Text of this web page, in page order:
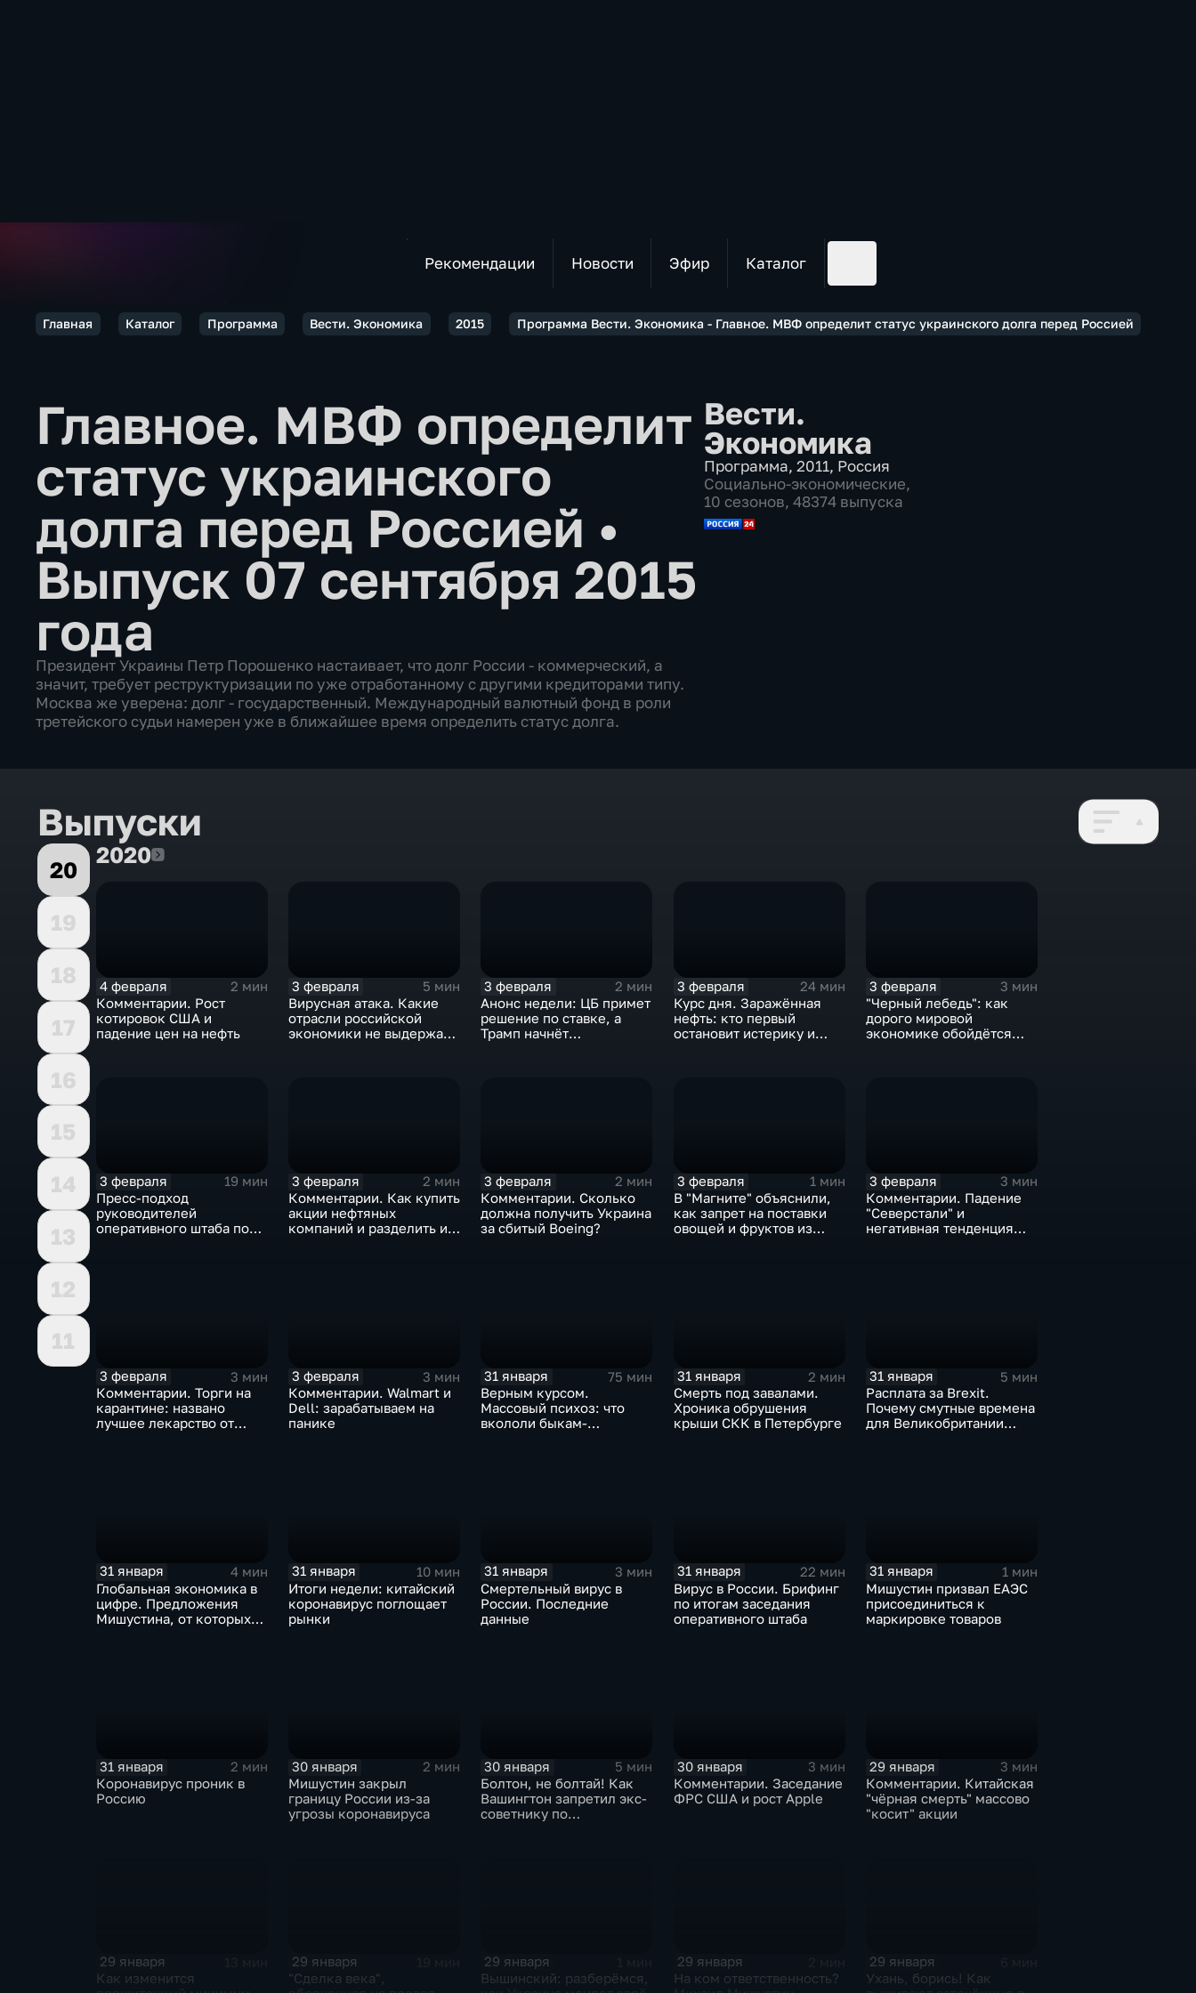
Рекомендации Новости Эфир Каталог
Главная Каталог Программа Вести. Экономика 2015 Программа Вести. Экономика - Главное. МВФ определит статус украинского долга перед Россией
Главное. МВФ определит
статус украинского
долга перед Россией •
Выпуск 07 сентября 2015
года
Президент Украины Петр Порошенко настаивает, что долг России - коммерческий, а
значит, требует реструктуризации по уже отработанному с другими кредиторами типу.
Москва же уверена: долг - государственный. Международный валютный фонд в роли
третейского судьи намерен уже в ближайшее время определить статус долга.
Вести.
Экономика
Программа, 2011, Россия
Социально-экономические,
10 сезонов, 48374 выпуска
Выпуски
20
19
18
17
16
15
14
13
12
11
20202020
4 февраля
2 мин
Комментарии. Рост
котировок США и
падение цен на нефть
3 февраля
5 мин
Вирусная атака. Какие
отрасли российской
экономики не выдержат
3 февраля
2 мин
Анонс недели: ЦБ примет
решение по ставке, а
Трамп начнёт
3 февраля
24 мин
Курс дня. Заражённая
нефть: кто первый
остановит истерику и
3 февраля
3 мин
"Черный лебедь": как
дорого мировой
экономике обойдётся
3 февраля
19 мин
Пресс-подход
руководителей
оперативного штаба по
3 февраля
2 мин
Комментарии. Как купить
акции нефтяных
компаний и разделить их
3 февраля
2 мин
Комментарии. Сколько
должна получить Украина
за сбитый Boeing?
3 февраля
1 мин
В "Магните" объяснили,
как запрет на поставки
овощей и фруктов из
3 февраля
3 мин
Комментарии. Падение
"Северстали" и
негативная тенденция
3 февраля
3 мин
Комментарии. Торги на
карантине: названо
лучшее лекарство от
3 февраля
3 мин
Комментарии. Walmart и
Dell: зарабатываем на
панике
31 января
75 мин
Верным курсом.
Массовый психоз: что
вкололи быкам-
31 января
2 мин
Смерть под завалами.
Хроника обрушения
крыши СКК в Петербурге
31 января
5 мин
Расплата за Brexit.
Почему смутные времена
для Великобритании
31 января
4 мин
Глобальная экономика в
цифре. Предложения
Мишустина, от которых
31 января
10 мин
Итоги недели: китайский
коронавирус поглощает
рынки
31 января
3 мин
Смертельный вирус в
России. Последние
данные
31 января
22 мин
Вирус в России. Брифинг
по итогам заседания
оперативного штаба
31 января
1 мин
Мишустин призвал ЕАЭС
присоединиться к
маркировке товаров
31 января
2 мин
Коронавирус проник в
Россию
30 января
2 мин
Мишустин закрыл
границу России из-за
угрозы коронавируса
30 января
5 мин
Болтон, не болтай! Как
Вашингтон запретил экс-
советнику по
30 января
3 мин
Комментарии. Заседание
ФРС США и рост Apple
29 января
3 мин
Комментарии. Китайская
"чёрная смерть" массово
"косит" акции
29 января
Как изменится
29 января
"Сделка века",
29 января
Вышинский: разберёмся,
29 января
На ком ответственность?
29 января
Ухань, борись! Как